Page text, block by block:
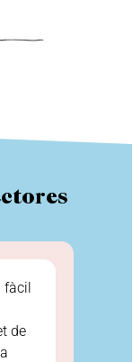
fàcil
de